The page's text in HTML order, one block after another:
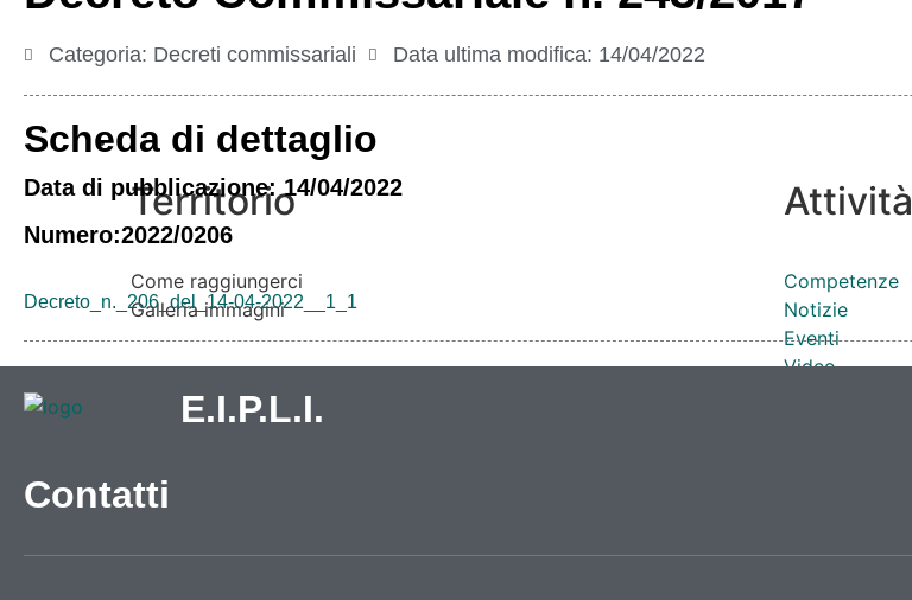
Vivere l’Ente
Territorio
Come raggiungerci
Galleria immagini
Attività
Competenze
Notizie
Eventi
Video
Categoria: Decreti commissariali Data ultima modifica: 14/04/2022
Scheda di dettaglio
Data di pubblicazione: 14/04/2022
Numero:2022/0206
Decreto_n._206_del_14-04-2022__1_1
E.I.P.L.I.
Contatti